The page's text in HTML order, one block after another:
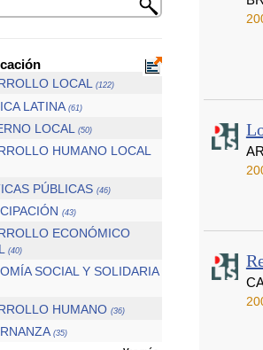
LOCAL (122)
LATINA (61)
LOCAL (50)
HUMANO LOCAL
PÚBLICAS (46)
(43)
ECONÓMICO
(40)
SOCIAL Y SOLIDARIA
HUMANO (36)
(35)